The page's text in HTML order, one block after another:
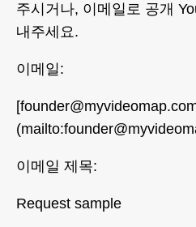
주시거나, 이메일로 공개
내주세요.
이메일:
이메일 제목:
Request sample